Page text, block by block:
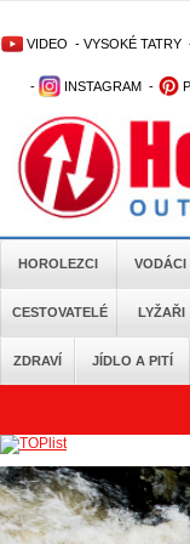
VIDEO - VYSOKÉ TATRY
- INSTAGRAM -
HOROLEZCI VODÁCI
CESTOVATELÉ LYŽAŘI
ZDRAVÍ JÍDLO A PITÍ